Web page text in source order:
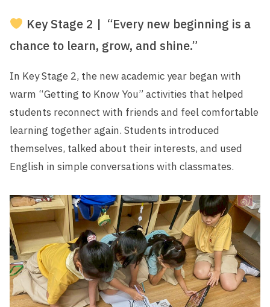
Key Stage 2 | ​ “Every new beginning is a
chance to learn, grow, and shine.”
In Key Stage 2, the new academic year began with
warm “Getting to Know You” activities that helped
students reconnect with friends and feel comfortable
learning together again. Students introduced
themselves, talked about their interests, and used
English in simple conversations with classmates.